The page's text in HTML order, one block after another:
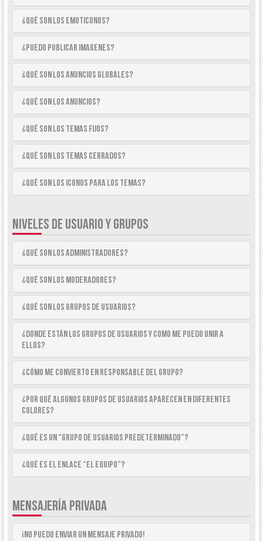
¿Qué son los emoticonos?
¿Puedo publicar imagenes?
¿Qué son los anuncios globales?
¿Qué son los anuncios?
¿Qué son los temas fijos?
¿Qué son los temas cerrados?
¿Qué son los iconos para los temas?
NIVELES DE USUARIO Y GRUPOS
¿Qué son los Administradores?
¿Qué son los Moderadores?
¿Qué son los Grupos de Usuarios?
¿Donde están los Grupos de Usuarios y como me puedo unir a
ellos?
¿Cómo me convierto en Responsable del Grupo?
¿Por qué algunos Grupos de Usuarios aparecen en diferentes
colores?
¿Qué es un “Grupo de Usuarios predeterminado”?
¿Qué es el enlace “El equipo”?
MENSAJERÍA PRIVADA
¡No puedo enviar un mensaje privado!